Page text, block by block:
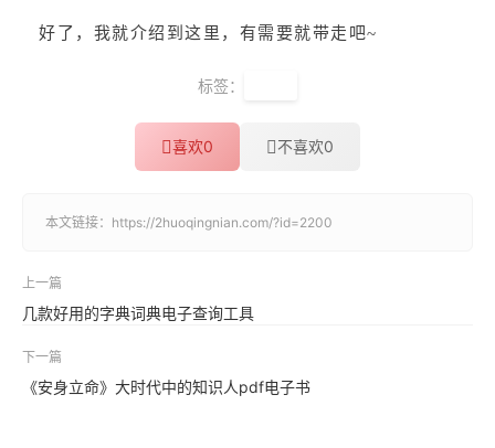
好了，我就介绍到这里，有需要就带走吧~
标签：
喜欢0 不喜欢0
本文链接： https://2huoqingnian.com/?id=2200
上一篇
几款好用的字典词典电子查询工具
下一篇
《安身立命》大时代中的知识人pdf电子书